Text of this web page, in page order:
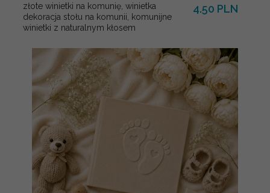
złote winietki na komunię, winietka
dekoracja stołu na komunii, komunijne
winietki z naturalnym kłosem
4.50 PLN